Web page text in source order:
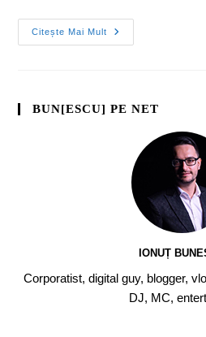
Citește Mai Mult
BUN[ESCU] PE NET
IONUȚ
Corporatist, digital guy, blogger,
DJ, MC,